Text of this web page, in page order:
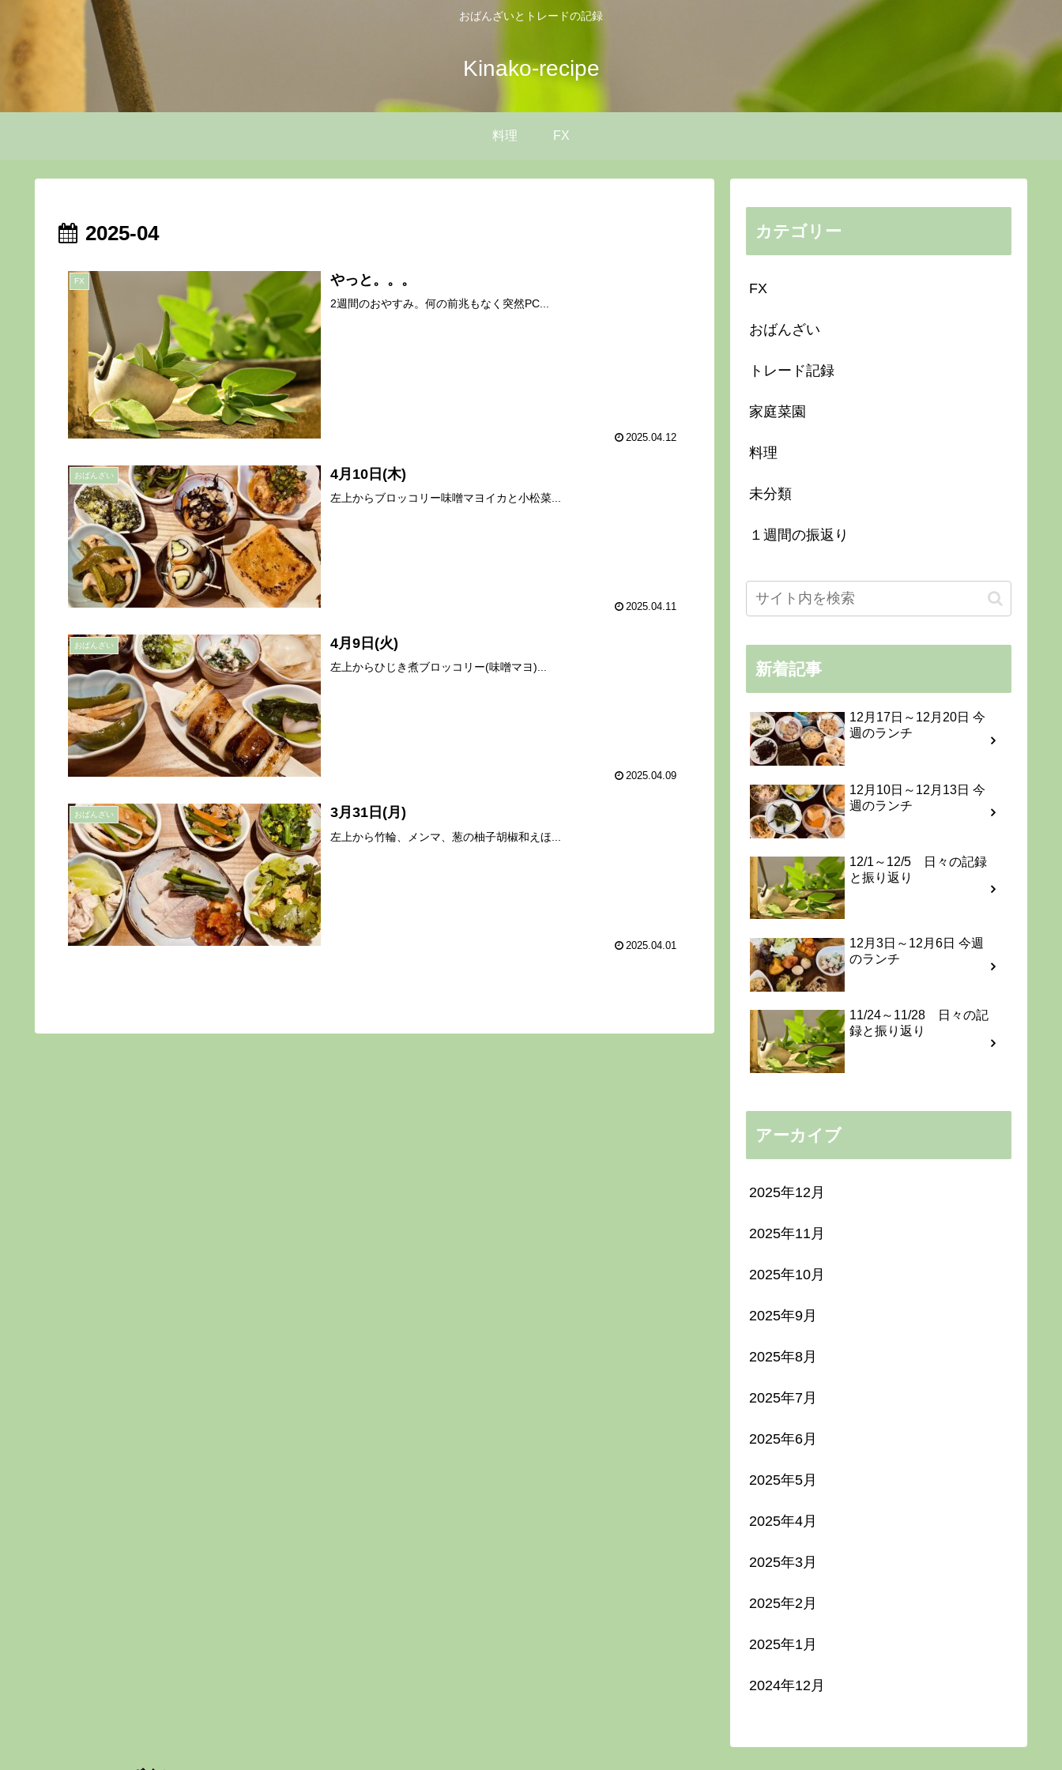
おばんざいとトレードの記録
Kinako-recipe
料理 FX
2025-04
FX やっと。。。
2週間のおやすみ。何の前兆もなく突然PC...
2025.04.12
おばんざい 4月10日(木)
左上からブロッコリー味噌マヨイカと小松菜...
2025.04.11
おばんざい 4月9日(火)
左上からひじき煮ブロッコリー(味噌マヨ)...
2025.04.09
おばんざい 3月31日(月)
左上から竹輪、メンマ、葱の柚子胡椒和えほ...
2025.04.01
カテゴリー
FX
おばんざい
トレード記録
家庭菜園
料理
未分類
１週間の振返り
新着記事
12月17日～12月20日 今
週のランチ
12月10日～12月13日 今
週のランチ
12/1～12/5 日々の記録
と振り返り
12月3日～12月6日 今週
のランチ
11/24～11/28 日々の記
録と振り返り
アーカイブ
2025年12月
2025年11月
2025年10月
2025年9月
2025年8月
2025年7月
2025年6月
2025年5月
2025年4月
2025年3月
2025年2月
2025年1月
2024年12月